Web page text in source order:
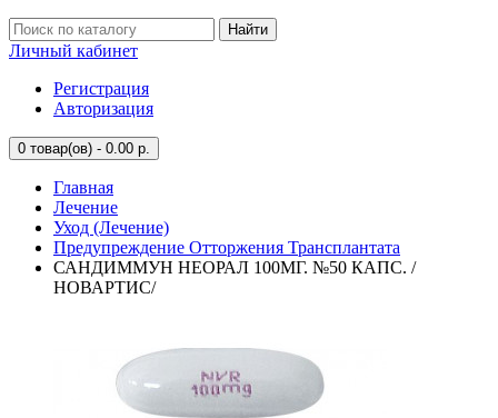
Найти
Личный кабинет
Регистрация
Авторизация
0 товар(ов) - 0.00 р.
Главная
Лечение
Уход (Лечение)
Предупреждение Отторжения Трансплантата
САНДИММУН НЕОРАЛ 100МГ. №50 КАПС. /
НОВАРТИС/